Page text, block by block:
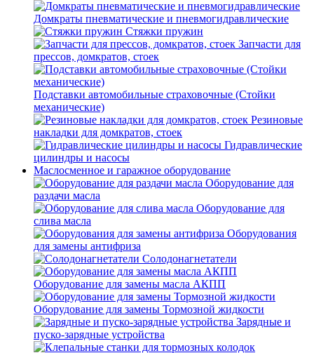
Домкраты пневматические и пневмогидравлические
Стяжки пружин
Запчасти для
прессов, домкратов, стоек
Подставки автомобильные страховочные (Стойки
механические)
Резиновые
накладки для домкратов, стоек
Гидравлические
цилиндры и насосы
Маслосменное и гаражное оборудование
Оборудование для
раздачи масла
Оборудование для
слива масла
Оборудования
для замены антифриза
Солодонагнетатели
Оборудование для замены масла АКПП
Оборудование для замены Тормозной жидкости
Зарядные и
пуско-зарядные устройства